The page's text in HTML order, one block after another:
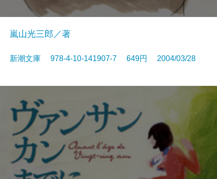
嵐山光三郎／著
新潮文庫 978-4-10-141907-7 649円 2004/03/28